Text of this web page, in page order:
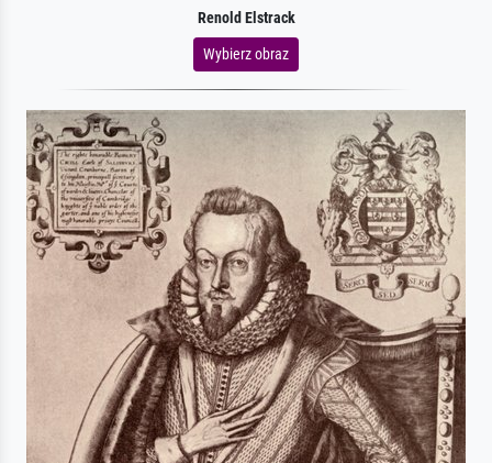
Renold Elstrack
Wybierz obraz